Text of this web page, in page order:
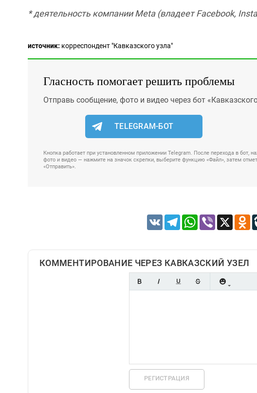
* деятельность компании Meta (владеет Facebook,
источник: корреспондент "Кавказского узла"
Гласность помогает решить проблемы
Отправь сообщение, фото и видео через бот
TELEGRAM-БОТ
Кнопка работает при установленном приложении Telegram. После перехода в бот,
фото и видео — нажмите на значок скрепки, выберите функцию «Файл», затем
«Отправить».
VK TelegramWhatsApp
Viber X
КОММЕНТИРОВАНИЕ ЧЕРЕЗ КАВКАЗСКИЙ УЗЕЛ
РЕГИСТРАЦИЯ